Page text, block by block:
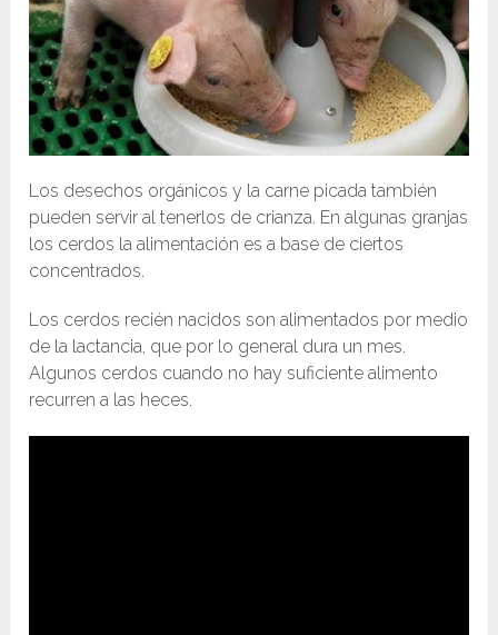
Los desechos orgánicos y la carne picada también
pueden servir al tenerlos de crianza. En algunas granjas
los cerdos la alimentación es a base de ciertos
concentrados.
Los cerdos recién nacidos son alimentados por medio
de la lactancia, que por lo general dura un mes.
Algunos cerdos cuando no hay suficiente alimento
recurren a las heces.